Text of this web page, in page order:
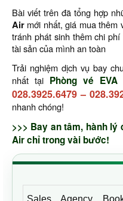
Bài viết trên đã tổng hợp
Air mới nhất, giá mua thêm
tránh phát sinh thêm chi
tài sản của mình an toàn
Trải nghiệm dịch vụ bay
nhất tại Phòng vé
028.3925.6479 –
nhanh chóng!
>>> Bay an tâm, hành
Air chỉ trong vài bước!
Sales Agency